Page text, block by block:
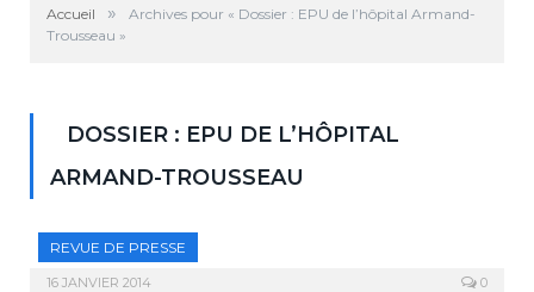
Accueil »
Archives pour « Dossier : EPU de l’hôpital Armand-
Trousseau »
DOSSIER : EPU DE L’HÔPITAL
ARMAND-TROUSSEAU
REVUE DE PRESSE
16 JANVIER 2014 0